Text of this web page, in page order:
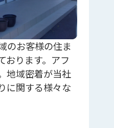
のお客様の住ま
おります。アフ
地域密着が当社
に関する様々な